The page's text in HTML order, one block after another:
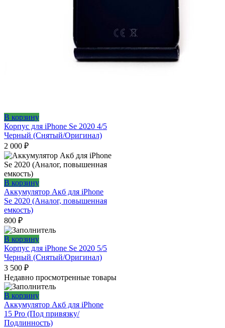
В корзину
Корпус для iPhone Se 2020 4/5
Черный (Снятый/Оригинал)
2 000 ₽
В корзину
Аккумулятор Акб для iPhone
Se 2020 (Аналог, повышенная
емкость)
800 ₽
В корзину
Корпус для iPhone Se 2020 5/5
Черный (Снятый/Оригинал)
3 500 ₽
Недавно просмотренные товары
В корзину
Аккумулятор Акб для iPhone
15 Pro (Под привязку/
Подлинность)